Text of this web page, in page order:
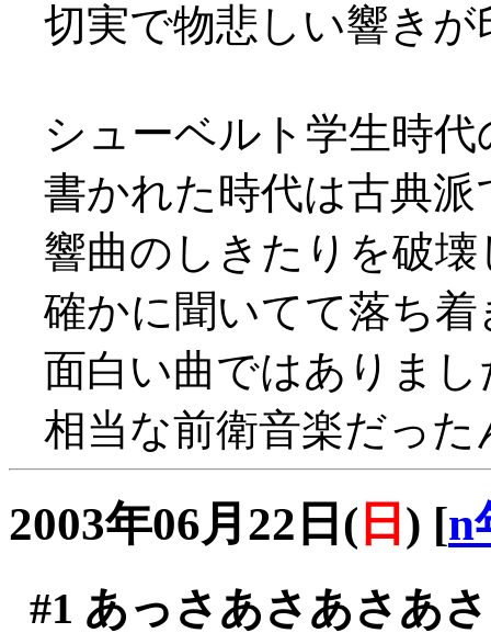
切実で物悲しい響き
シューベルト学生時代
書かれた時代は古典
響曲のしきたりを破
確かに聞いてて落ち
面白い曲ではありま
相当な前衛音楽だっ
2003年06月22日( 日 ) [n
#1 あっさあさあさあ